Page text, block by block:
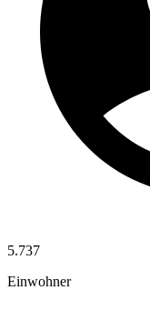
5.737
Einwohner